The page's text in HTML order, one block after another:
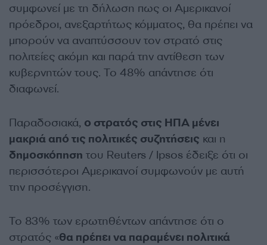
συμφωνεί με τη δήλωση πως οι Αμερικανοί
πρόεδροι, ανεξαρτήτως κόμματος, θα πρέπει να
μπορούν να αναπτύσσουν τον στρατό στις
πολιτείες ακόμη και παρά την αντίθεση των
κυβερνητών τους. Το 48% απάντησε ότι
διαφωνεί.
Παραδοσιακά, ο στρατός στις ΗΠΑ μένει
μακριά από τις πολιτικές συζητήσεις και η
δημοσκόπηση του Reuters / Ipsos έδειξε ότι οι
περισσότεροι Αμερικανοί συμφωνούν με αυτή
την προσέγγιση.
Το 83% των ερωτηθέντων απάντησε ότι ο
στρατός «θα πρέπει να παραμένει πολιτικά